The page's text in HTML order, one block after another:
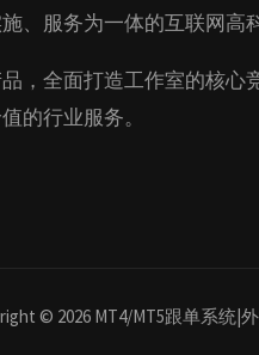
、服务为一体的互联网高
，全面打造工作室的核心
的行业服务。
© 2026 MT4/MT5跟单系统|